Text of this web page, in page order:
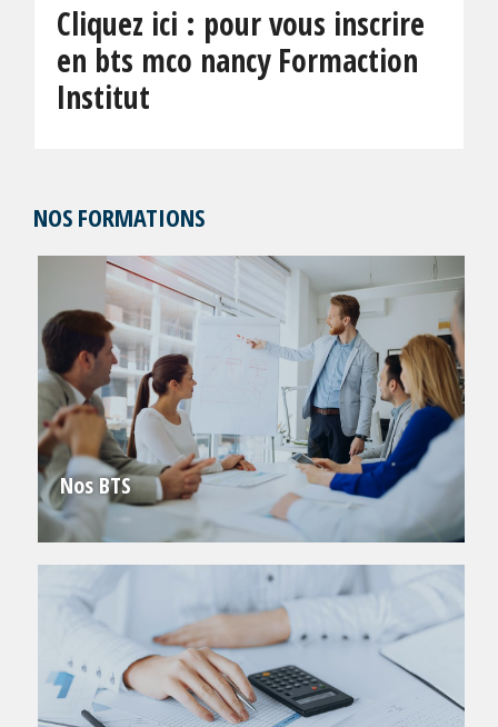
Cliquez ici : pour vous inscrire
en bts mco nancy Formaction
Institut
NOS FORMATIONS
Nos BTS